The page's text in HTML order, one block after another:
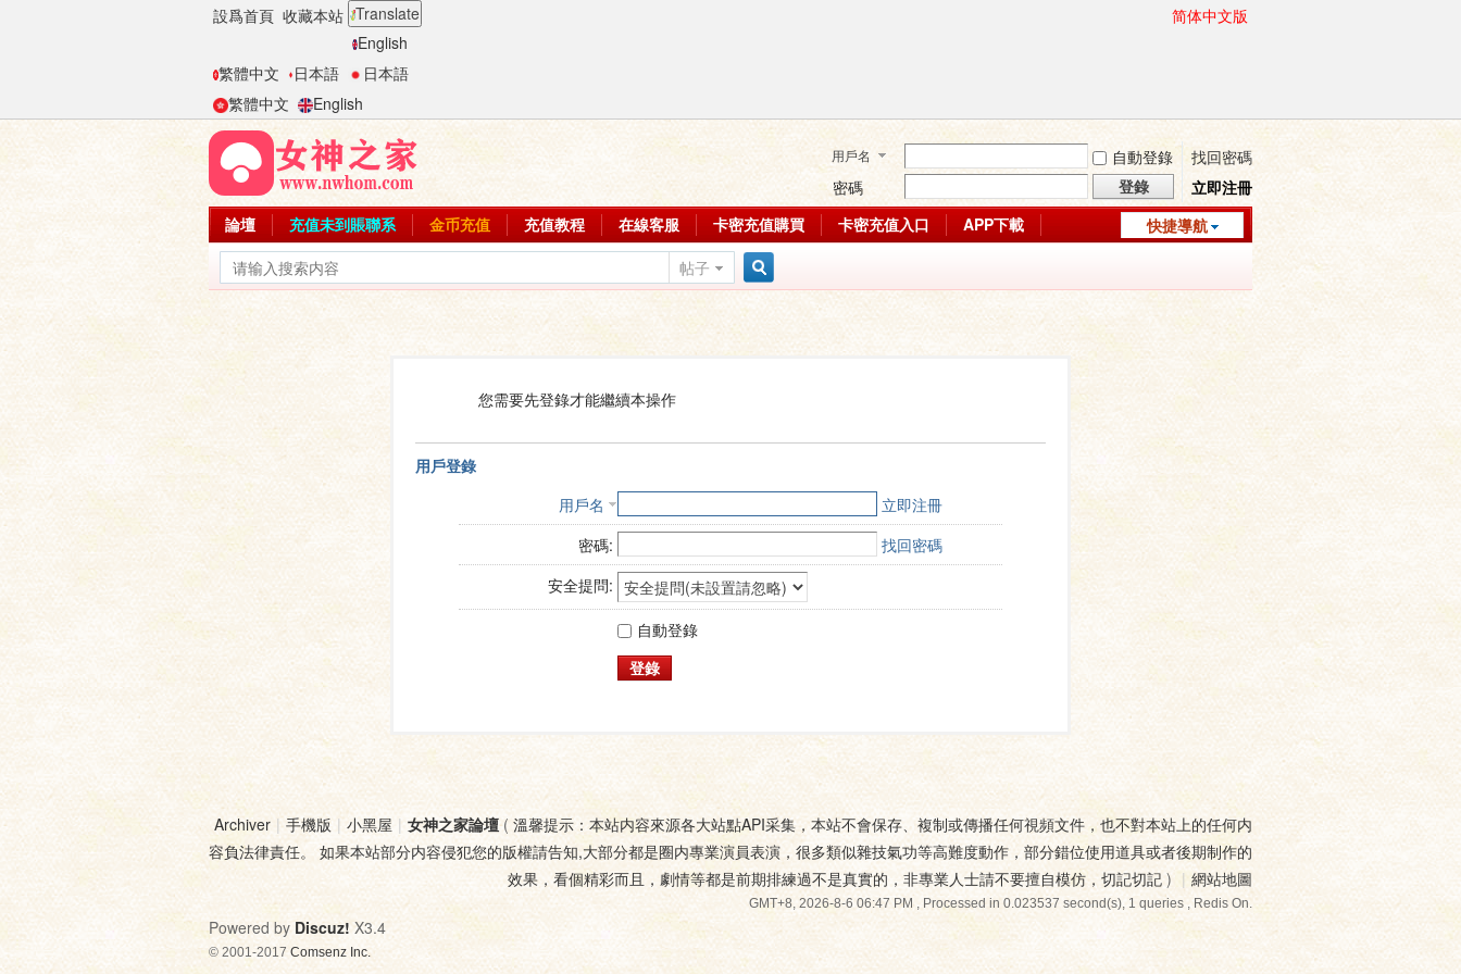
設爲首頁 收藏本站 Translate
English
繁體中文
日本語
日本語
繁體中文
English
简体中文版
用戶名 自動登錄
找回密碼
密碼
登錄
立即注冊
快捷導航
論壇 充值未到賬聯系 金币充值 充值教程 在線客服 卡密充值購買 卡密充值入口
APP下載
帖子
您需要先登錄才能繼續本操作
用戶登錄
用戶名
立即注冊
密碼:
找回密碼
安全提問:
自動登錄
登錄
Archiver | 手機版 | 小黑屋 | 女神之家論壇( 溫馨提示：本站内容來源各大站點API采集，本站不會保存、複制或傳播任何視頻文件，也不對本站上的任何内
容負法律責任。 如果本站部分内容侵犯您的版權請告知,大部分都是圈内專業演員表演，很多類似雜技氣功等高難度動作，部分錯位使用道具或者後期制作的
效果，看個精彩而且，劇情等都是前期排練過不是真實的，非專業人士請不要擅自模仿，切記切記 ) | 網站地圖
GMT+8, 2026-8-6 06:47 PM, Processed in 0.023537 second(s), 1 queries , Redis On.
Powered by Discuz! X3.4
© 2001-2017 Comsenz Inc.